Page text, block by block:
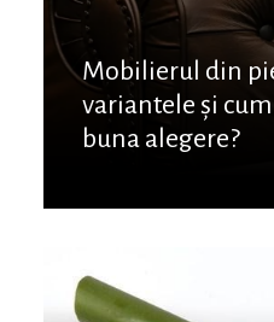
Mobilierul din
variantele și
buna alegere?